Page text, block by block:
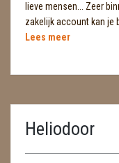
BROEKZAKSTENEN
CADEAUBONNEN
DIERTJES
DIVERSE
ENGELEN
lieve mensen... Zeer
zakelijk account kan je
Lees meer
Heliodoor